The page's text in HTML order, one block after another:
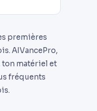
premières
AIVancePro,
ton matériel et
fréquents